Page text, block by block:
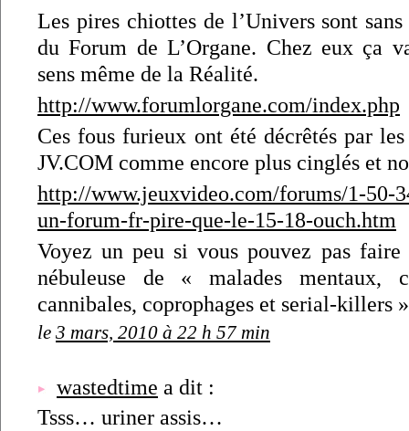
Les pires chiottes de l’Univers sont
du Forum de L’Organe. Chez eux ça
sens même de la Réalité.
http://www.forumlorgane.com/index.php
Ces fous furieux ont été décrêtés par
JV.COM comme encore plus cinglés et
http://www.jeuxvideo.com/forums/1-50-
un-forum-fr-pire-que-le-15-18-ouch.htm
Voyez un peu si vous pouvez pas
nébuleuse de « malades mentaux,
cannibales, coprophages et serial-killers
le 3 mars, 2010 à 22 h 57 min
wastedtime a dit :
Tsss… uriner assis…